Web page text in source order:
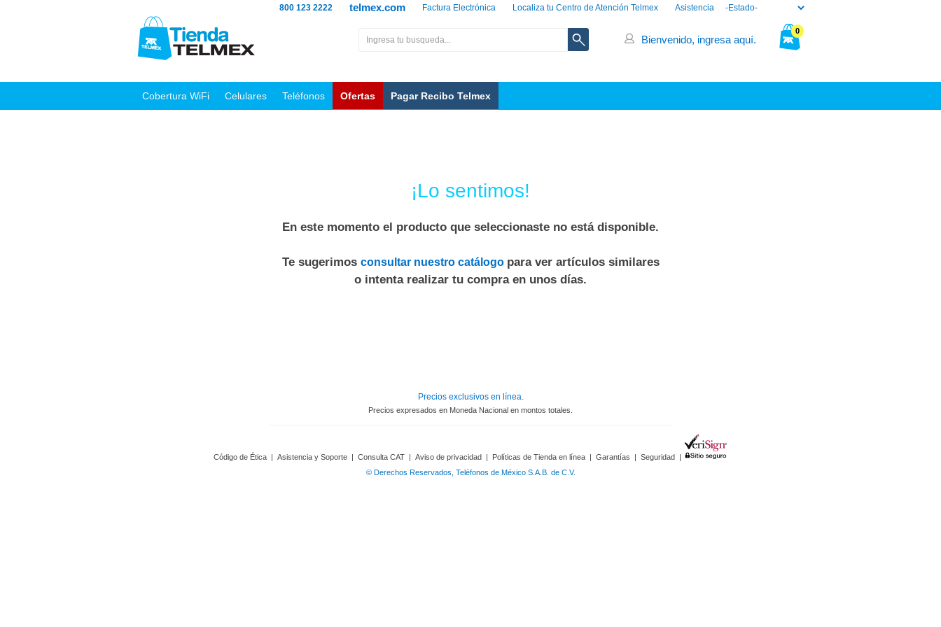
Asistencia
Localiza tu Centro de Atención Telmex
Factura Electrónica
telmex.com
800 123 2222
0
Bienvenido, ingresa aquí.
Cobertura WiFi Celulares Teléfonos Ofertas Pagar Recibo Telmex
¡Lo sentimos!
En este momento el producto que seleccionaste no está disponible.
Te sugerimos consultar nuestro catálogo para ver artículos similares
o intenta realizar tu compra en unos días.
Precios exclusivos en línea.
Precios expresados en Moneda Nacional en montos totales.
Código de Ética | Asistencia y Soporte | Consulta CAT | Aviso de privacidad | Políticas de Tienda en línea | Garantías | Seguridad |
© Derechos Reservados, Teléfonos de México S.A.B. de C.V.